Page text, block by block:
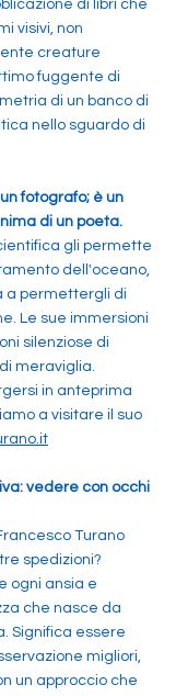
di libri che
visivi, non
creature
fuggente di
di un banco di
nello sguardo di
fotografo; è un
di un poeta.
gli permette
dell'oceano,
a permettergli di
Le sue immersioni
silenziose di
meraviglia.
in anteprima
a visitare il suo
vedere con occhi
Turano
spedizioni?
ogni ansia e
che nasce da
Significa essere
migliori,
un approccio che